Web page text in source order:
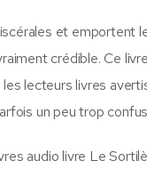
et emportent
crédible. Ce
lecteurs livres
un peu trop
audio livre Le